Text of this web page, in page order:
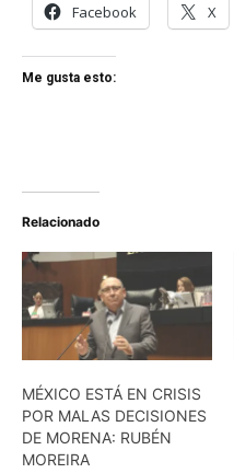
Facebook X
Me gusta esto:
Relacionado
MÉXICO ESTÁ EN CRISIS
POR MALAS DECISIONES
DE MORENA: RUBÉN
MOREIRA